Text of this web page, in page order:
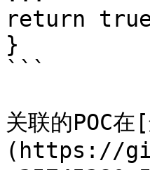
return
}
```
关联的POC在
(https://